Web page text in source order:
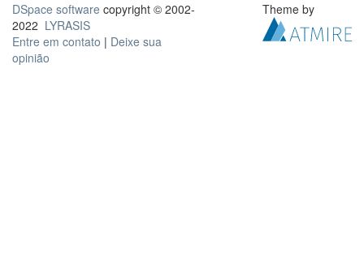
DSpace software copyright © 2002-
2022 LYRASIS
Entre em contato | Deixe sua
opinião
Theme by